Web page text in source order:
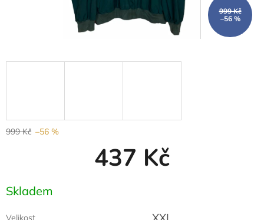
999 Kč
–56 %
999 Kč –56 %
437 Kč
Měrná
cena:
Skladem
Velikost